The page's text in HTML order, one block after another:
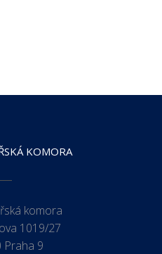
KOMORA
komora
1019/27
Praha 9